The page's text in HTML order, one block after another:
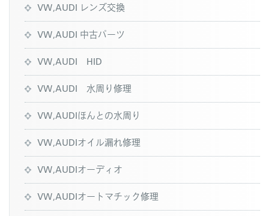
VW,AUDI レンズ交換
VW,AUDI 中古パーツ
VW,AUDI HID
VW,AUDI 水周り修理
VW,AUDIほんとの水周り
VW,AUDIオイル漏れ修理
VW,AUDIオーディオ
VW,AUDIオートマチック修理